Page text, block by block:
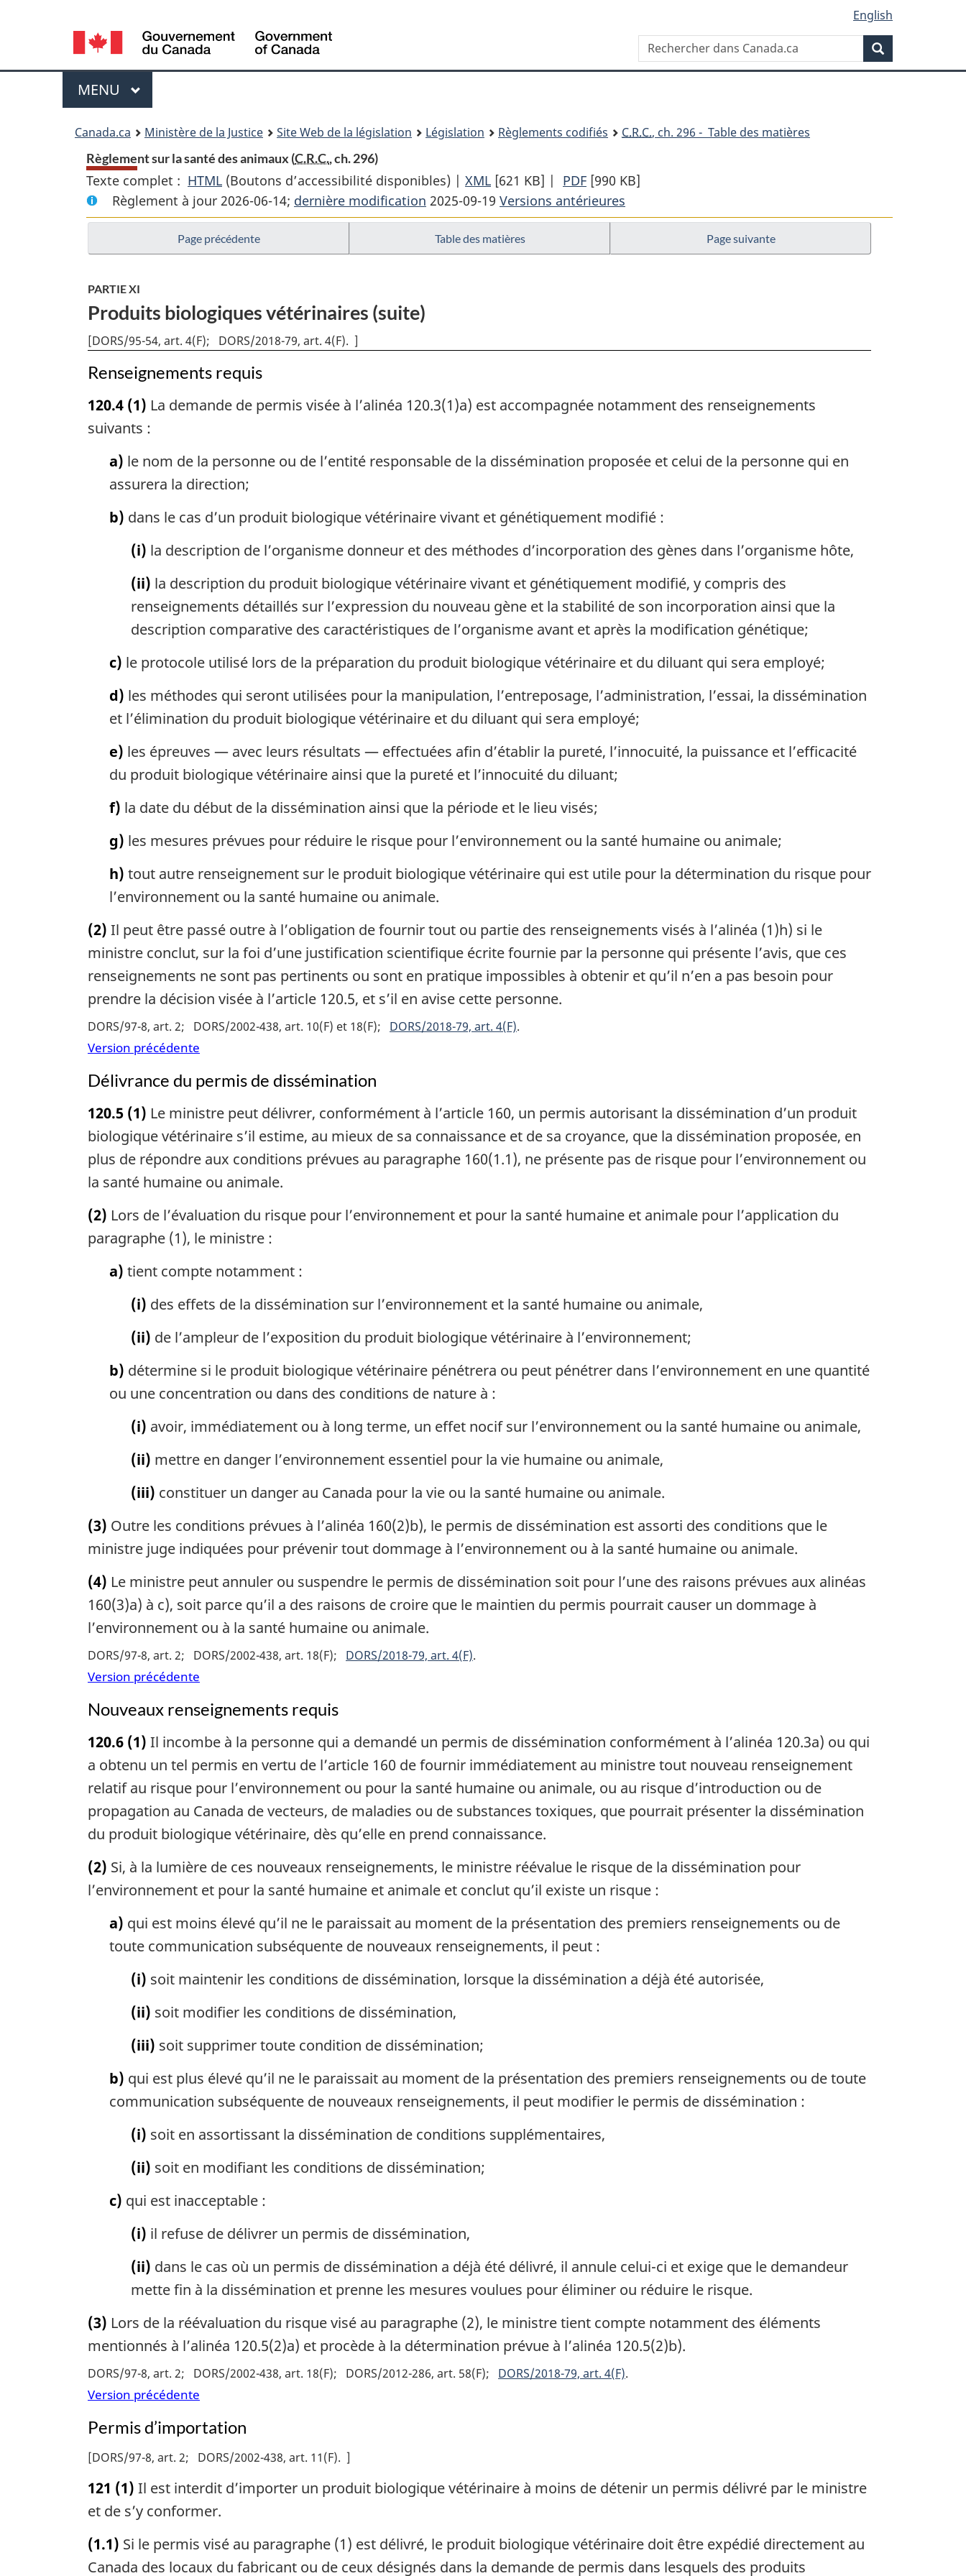
principal
À
site
version
Language
selection
English
Rechercher
dans
Canada.ca
Menu
MENU PRINCIPAL
Canada.ca Ministère de la Justice Site Web de la législation Législation Règlements codifiés C.R.C., ch. 296 - Table des matières
Règlement sur la santé des animaux (C.R.C., ch. 296)
Texte complet : HTML Texte
complet
:
Règlement
des
animaux
(Boutons d’accessibilité disponibles) | XML Texte
complet
:
Règlement
[621 KB] | PDF Texte
complet
:
[990 KB]
Règlement à jour 2026-06-14; dernière modification 2025-09-19 Versions antérieures
Page précédente Table des matières Page suivante
PARTIE XI
Produits biologiques vétérinaires (suite)
[DORS/95-54, art. 4(F) DORS/2018-79, art. 4(F) ]
Renseignements requis
120.4 (1) La demande de permis visée à l’alinéa 120.3(1)a) est accompagnée notamment des renseignements
suivants :
a) le nom de la personne ou de l’entité responsable de la dissémination proposée et celui de la personne qui en
assurera la direction;
b) dans le cas d’un produit biologique vétérinaire vivant et génétiquement modifié :
(i) la description de l’organisme donneur et des méthodes d’incorporation des gènes dans l’organisme hôte,
(ii) la description du produit biologique vétérinaire vivant et génétiquement modifié, y compris des
renseignements détaillés sur l’expression du nouveau gène et la stabilité de son incorporation ainsi que la
description comparative des caractéristiques de l’organisme avant et après la modification génétique;
c) le protocole utilisé lors de la préparation du produit biologique vétérinaire et du diluant qui sera employé;
d) les méthodes qui seront utilisées pour la manipulation, l’entreposage, l’administration, l’essai, la dissémination
et l’élimination du produit biologique vétérinaire et du diluant qui sera employé;
e) les épreuves — avec leurs résultats — effectuées afin d’établir la pureté, l’innocuité, la puissance et l’efficacité
du produit biologique vétérinaire ainsi que la pureté et l’innocuité du diluant;
f) la date du début de la dissémination ainsi que la période et le lieu visés;
g) les mesures prévues pour réduire le risque pour l’environnement ou la santé humaine ou animale;
h) tout autre renseignement sur le produit biologique vétérinaire qui est utile pour la détermination du risque pour
l’environnement ou la santé humaine ou animale.
(2) Il peut être passé outre à l’obligation de fournir tout ou partie des renseignements visés à l’alinéa (1)h) si le
ministre conclut, sur la foi d’une justification scientifique écrite fournie par la personne qui présente l’avis, que ces
renseignements ne sont pas pertinents ou sont en pratique impossibles à obtenir et qu’il n’en a pas besoin pour
prendre la décision visée à l’article 120.5, et s’il en avise cette personne.
DORS/97-8, art. 2 DORS/2002-438, art. 10(F) et 18(F) DORS/2018-79, art. 4(F)
Version précédente
Délivrance du permis de dissémination
120.5 (1) Le ministre peut délivrer, conformément à l’article 160, un permis autorisant la dissémination d’un produit
biologique vétérinaire s’il estime, au mieux de sa connaissance et de sa croyance, que la dissémination proposée, en
plus de répondre aux conditions prévues au paragraphe 160(1.1), ne présente pas de risque pour l’environnement ou
la santé humaine ou animale.
(2) Lors de l’évaluation du risque pour l’environnement et pour la santé humaine et animale pour l’application du
paragraphe (1), le ministre :
a) tient compte notamment :
(i) des effets de la dissémination sur l’environnement et la santé humaine ou animale,
(ii) de l’ampleur de l’exposition du produit biologique vétérinaire à l’environnement;
b) détermine si le produit biologique vétérinaire pénétrera ou peut pénétrer dans l’environnement en une quantité
ou une concentration ou dans des conditions de nature à :
(i) avoir, immédiatement ou à long terme, un effet nocif sur l’environnement ou la santé humaine ou animale,
(ii) mettre en danger l’environnement essentiel pour la vie humaine ou animale,
(iii) constituer un danger au Canada pour la vie ou la santé humaine ou animale.
(3) Outre les conditions prévues à l’alinéa 160(2)b), le permis de dissémination est assorti des conditions que le
ministre juge indiquées pour prévenir tout dommage à l’environnement ou à la santé humaine ou animale.
(4) Le ministre peut annuler ou suspendre le permis de dissémination soit pour l’une des raisons prévues aux alinéas
160(3)a) à c), soit parce qu’il a des raisons de croire que le maintien du permis pourrait causer un dommage à
l’environnement ou à la santé humaine ou animale.
DORS/97-8, art. 2 DORS/2002-438, art. 18(F) DORS/2018-79, art. 4(F)
Version précédente
Nouveaux renseignements requis
120.6 (1) Il incombe à la personne qui a demandé un permis de dissémination conformément à l’alinéa 120.3a) ou qui
a obtenu un tel permis en vertu de l’article 160 de fournir immédiatement au ministre tout nouveau renseignement
relatif au risque pour l’environnement ou pour la santé humaine ou animale, ou au risque d’introduction ou de
propagation au Canada de vecteurs, de maladies ou de substances toxiques, que pourrait présenter la dissémination
du produit biologique vétérinaire, dès qu’elle en prend connaissance.
(2) Si, à la lumière de ces nouveaux renseignements, le ministre réévalue le risque de la dissémination pour
l’environnement et pour la santé humaine et animale et conclut qu’il existe un risque :
a) qui est moins élevé qu’il ne le paraissait au moment de la présentation des premiers renseignements ou de
toute communication subséquente de nouveaux renseignements, il peut :
(i) soit maintenir les conditions de dissémination, lorsque la dissémination a déjà été autorisée,
(ii) soit modifier les conditions de dissémination,
(iii) soit supprimer toute condition de dissémination;
b) qui est plus élevé qu’il ne le paraissait au moment de la présentation des premiers renseignements ou de toute
communication subséquente de nouveaux renseignements, il peut modifier le permis de dissémination :
(i) soit en assortissant la dissémination de conditions supplémentaires,
(ii) soit en modifiant les conditions de dissémination;
c) qui est inacceptable :
(i) il refuse de délivrer un permis de dissémination,
(ii) dans le cas où un permis de dissémination a déjà été délivré, il annule celui-ci et exige que le demandeur
mette fin à la dissémination et prenne les mesures voulues pour éliminer ou réduire le risque.
(3) Lors de la réévaluation du risque visé au paragraphe (2), le ministre tient compte notamment des éléments
mentionnés à l’alinéa 120.5(2)a) et procède à la détermination prévue à l’alinéa 120.5(2)b).
DORS/97-8, art. 2 DORS/2002-438, art. 18(F) DORS/2012-286, art. 58(F) DORS/2018-79, art. 4(F)
Version précédente
Permis d’importation
[DORS/97-8, art. 2 DORS/2002-438, art. 11(F) ]
121 (1) Il est interdit d’importer un produit biologique vétérinaire à moins de détenir un permis délivré par le ministre
et de s’y conformer.
(1.1) Si le permis visé au paragraphe (1) est délivré, le produit biologique vétérinaire doit être expédié directement au
Canada des locaux du fabricant ou de ceux désignés dans la demande de permis dans lesquels des produits